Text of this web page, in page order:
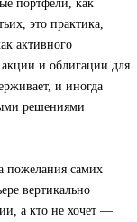
портфели, как
это практика,
активного
и облигации для
и иногда
решениями
пожелания самих
вертикально
а кто не хочет —